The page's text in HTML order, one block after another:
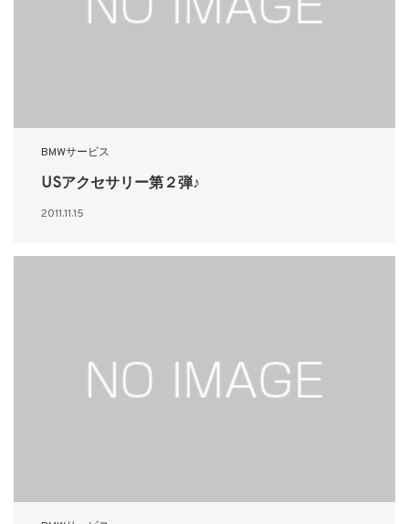
BMWサービス
USアクセサリー第２弾♪
2011.11.15